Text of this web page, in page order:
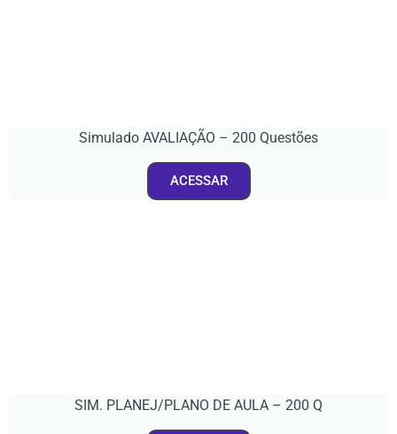
Simulado AVALIAÇÃO – 200 Questões
ACESSAR
SIM. PLANEJ/PLANO DE AULA – 200 Q